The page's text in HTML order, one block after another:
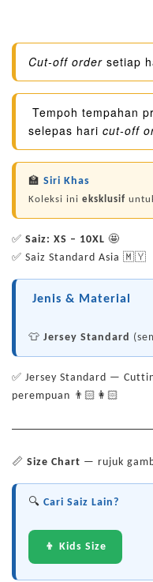
Cut-off order setiap
Tempoh tempahan
selepas hari cut-off
🏫 Siri Khas
Koleksi ini eksklusif
✅ Saiz: XS – 10XL 🤩
✅ Saiz Standard Asia 🇲🇾
Jenis & Material
👕 Jersey Standard
✅ Jersey Standard —
perempuan 👨🏻👩🏻
📏 Size Chart — rujuk
🔍 Cari Saiz Lain?
👦 Kids Size